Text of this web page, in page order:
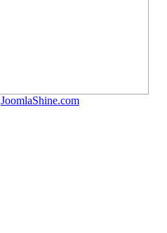
JoomlaShine.com